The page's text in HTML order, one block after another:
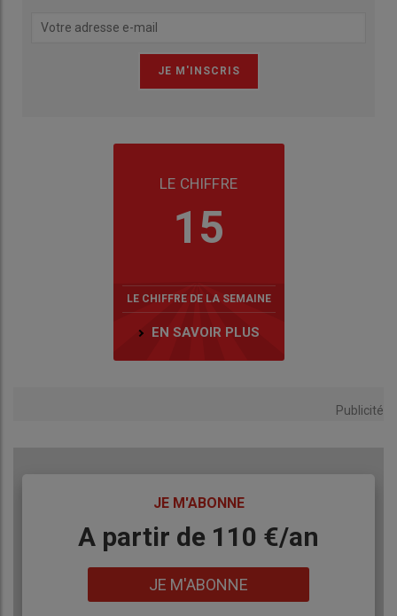
LE CHIFFRE
15
LE CHIFFRE DE LA SEMAINE
EN SAVOIR PLUS
Publicité
JE M'ABONNE
BodyA partir de 110 €/an
JE M'ABONNE